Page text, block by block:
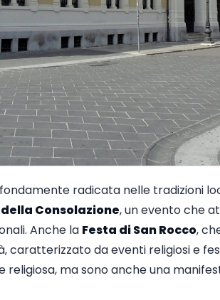
radicata nelle tradizioni
Consolazione, un evento che
Anche la Festa di San Rocco,
caratterizzato da eventi religiosi e
religiosa, ma sono anche una